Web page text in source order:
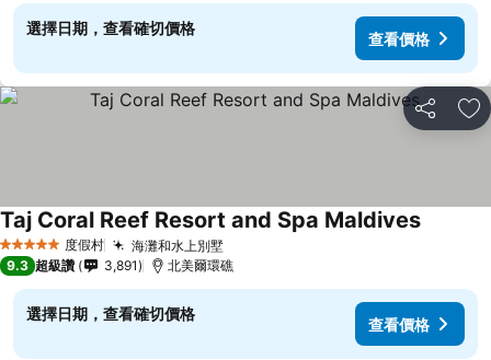
選擇日期，查看確切價格
查看價格
分享 加
5 星級 度假村 海灘和水上別墅
Taj Coral Reef Resort and Spa Maldives
9.3 超級讚 3,891 北美爾環礁
選擇日期，查看確切價格
查看價格